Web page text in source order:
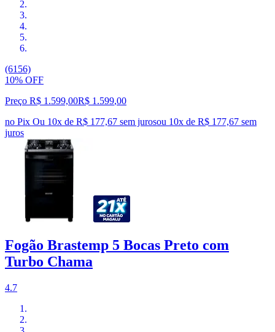
(6156)
10% OFF
Preço R$ 1.599,00R$ 1.599,00
no Pix Ou 10x de R$ 177,67 sem jurosou 10x de R$ 177,67 sem
juros
Fogão Brastemp 5 Bocas Preto com
Turbo Chama
4.7